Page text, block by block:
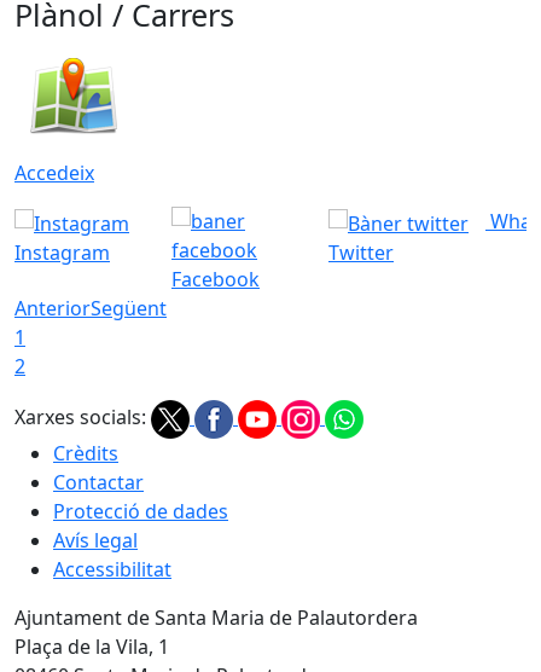
Plànol / Carrers
Accedeix
Instagram
Facebook
Twitter
AnteriorSegüent
1
2
Xarxes socials:
Crèdits
Contactar
Protecció de dades
Avís legal
Accessibilitat
Ajuntament de Santa Maria de Palautordera
Plaça de la Vila, 1